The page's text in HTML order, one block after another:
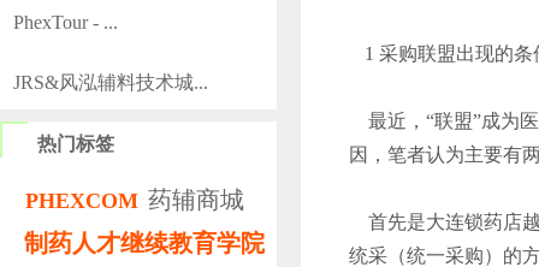
PhexTour - ...
JRS&风泓辅料技术城...
热门标签
PHEXCOM 药辅商城
制药人才继续教育学院
1 采购联盟出现的
最近，“联盟”成为
因，笔者认为主要有
首先是大连锁药店
统采（统一采购）的